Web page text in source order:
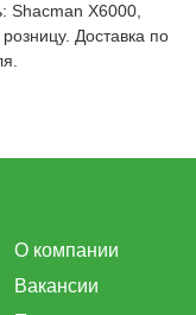
Shacman X6000,
Доставка по
О компании
Вакансии